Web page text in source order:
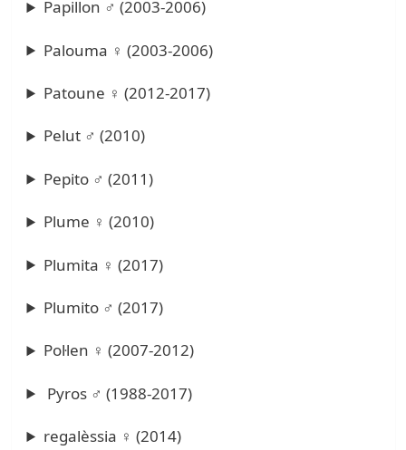
Papillon ♂ (2003-2006)
Palouma ♀ (2003-2006)
Patoune ♀ (2012-2017)
Pelut ♂ (2010)
Pepito ♂ (2011)
Plume ♀ (2010)
Plumita ♀ (2017)
Plumito ♂ (2017)
Pol·len ♀ (2007-2012)
Pyros ♂ (1988-2017)
regalèssia ♀ (2014)